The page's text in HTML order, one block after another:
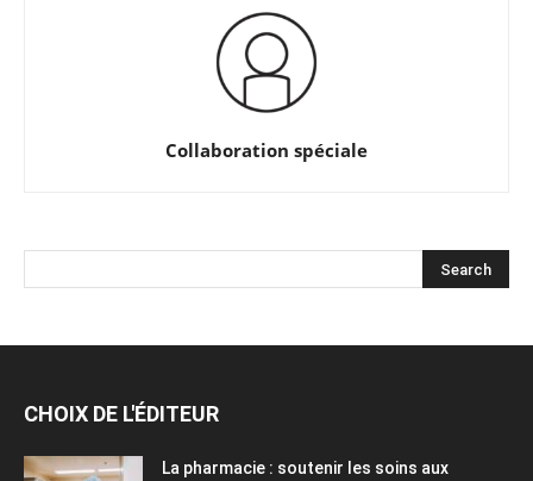
Collaboration spéciale
CHOIX DE L'ÉDITEUR
La pharmacie : soutenir les soins aux